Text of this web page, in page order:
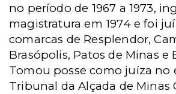
no período de 1967 a 1973,
magistratura em 1974 e foi
comarcas de Resplendor,
Brasópolis, Patos de Minas e
Tomou posse como juíza no
Tribunal da Alçada de Minas